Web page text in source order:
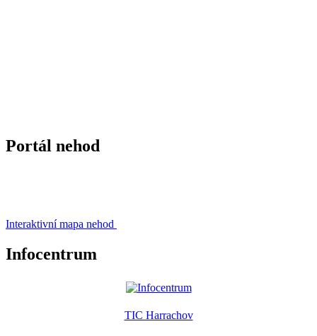
Portál nehod
Interaktivní mapa nehod
Infocentrum
TIC Harrachov